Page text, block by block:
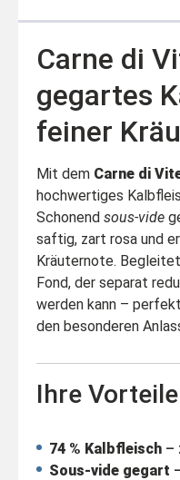
Carne di
gegartes
feiner
Mit dem Carne di
hochwertiges
Schonend sous-vide
saftig, zart rosa und
Kräuternote.
Fond, der separat
werden kann –
den besonderen
Ihre
74 % Kalbfleisch –
Sous-vide gegart